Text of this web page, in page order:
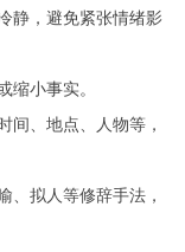
静，避免紧张情绪影
缩小事实。
间、地点、人物等，
、拟人等修辞手法，